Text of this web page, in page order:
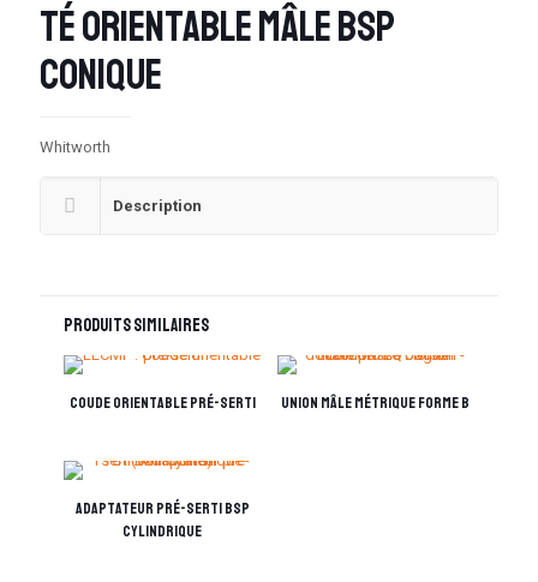
Té orientable mâle BSP
Conique
Whitworth
Description
Produits similaires
Coude orientable pré-serti Union mâle Métrique forme B
Adaptateur pré-serti BSP
Cylindrique